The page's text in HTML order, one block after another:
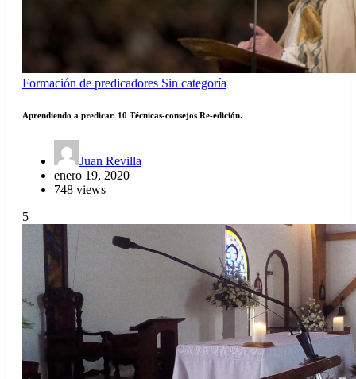
Formación de predicadores Sin categoría
Aprendiendo a predicar. 10 Técnicas-consejos Re-edición.
Juan Revilla
enero 19, 2020
748 views
5